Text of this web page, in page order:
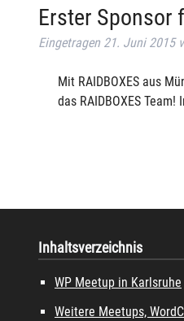
Erster Sponsor
Eingetragen 21. Juni 2015
Mit RAIDBOXES aus
das RAIDBOXES
Inhaltsverzeichnis
WP Meetup in Karlsruhe
Weitere Meetups,